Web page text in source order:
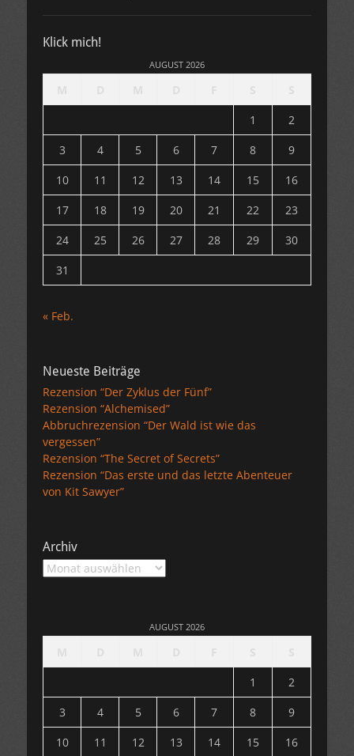
Klick mich!
AUGUST 2026
1
2
3
4 5 6 7 8
9
10
11 12 13 14 15
16
17
18 19 20 21 22
23
24
25 26 27 28 29
30
31
« Feb.
Neueste Beiträge
Rezension “Der Zyklus der Fünf”
Rezension “Alchemised”
Abbruchrezension “Der Wald ist wie das
vergessen”
Rezension “The Secret of Secrets”
Rezension “Das erste und das letzte Abenteuer
von Kit Sawyer”
Archiv
Archiv
AUGUST 2026
1
2
3
4 5 6 7 8
9
10
11 12 13 14 15 16